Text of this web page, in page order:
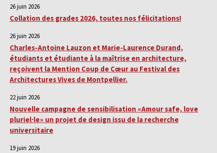
26 juin 2026
Collation des grades 2026, toutes nos félicitations!
26 juin 2026
Charles-Antoine Lauzon et Marie-Laurence Durand,
étudiants et étudiante à la maîtrise en architecture,
reçoivent la Mention Coup de Cœur au Festival des
Architectures Vives de Montpellier.
22 juin 2026
Nouvelle campagne de sensibilisation «Amour safe, love
pluriel·le» un projet de design issu de la recherche
universitaire
19 juin 2026